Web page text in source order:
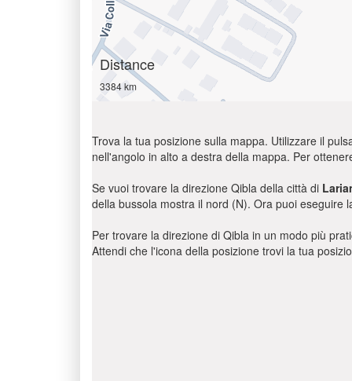
Distance
3384 km
Trova la tua posizione sulla mappa. Utilizzare il
nell'angolo in alto a destra della mappa. Per
Se vuoi trovare la direzione Qibla della città di
della bussola mostra il nord (N). Ora puoi eseguire
Per trovare la direzione di Qibla in un modo più
Attendi che l'icona della posizione trovi la tua